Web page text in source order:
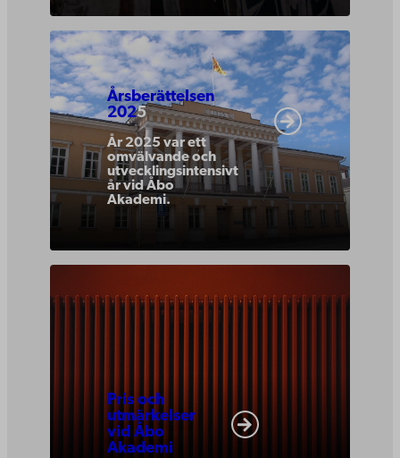
Årsberättelsen
2025
År 2025 var ett
omvälvande och
utvecklingsintensivt
år vid Åbo
Akademi.
Åbo
Akademis
årsberättelse
2025
Pris och
utmärkelser
vid Åbo
Akademi